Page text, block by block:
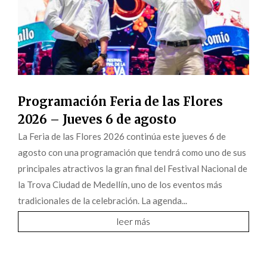
Programación Feria de las Flores
2026 – Jueves 6 de agosto
La Feria de las Flores 2026 continúa este jueves 6 de
agosto con una programación que tendrá como uno de sus
principales atractivos la gran final del Festival Nacional de
la Trova Ciudad de Medellín, uno de los eventos más
tradicionales de la celebración. La agenda...
leer más